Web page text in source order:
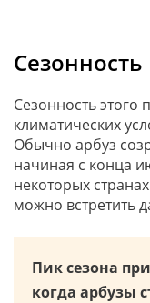
Сезонность
Сезонность этого
климатических
Обычно арбуз
начиная с конца
некоторых
можно встретить
Пик сезона
когда арбузы